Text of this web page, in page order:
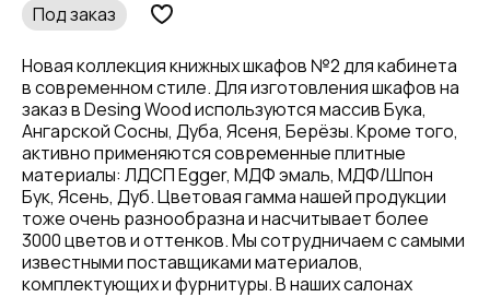
Под заказ
Новая коллекция книжных шкафов №2 для кабинета
в современном стиле. Для изготовления шкафов на
заказ в Desing Wood используются массив Бука,
Ангарской Сосны, Дуба, Ясеня, Берёзы. Кроме того,
активно применяются современные плитные
материалы: ЛДСП Egger, МДФ эмаль, МДФ/Шпон
Бук, Ясень, Дуб. Цветовая гамма нашей продукции
тоже очень разнообразна и насчитывает более
3000 цветов и оттенков. Мы сотрудничаем с самыми
известными поставщиками материалов,
комплектующих и фурнитуры. В наших салонах